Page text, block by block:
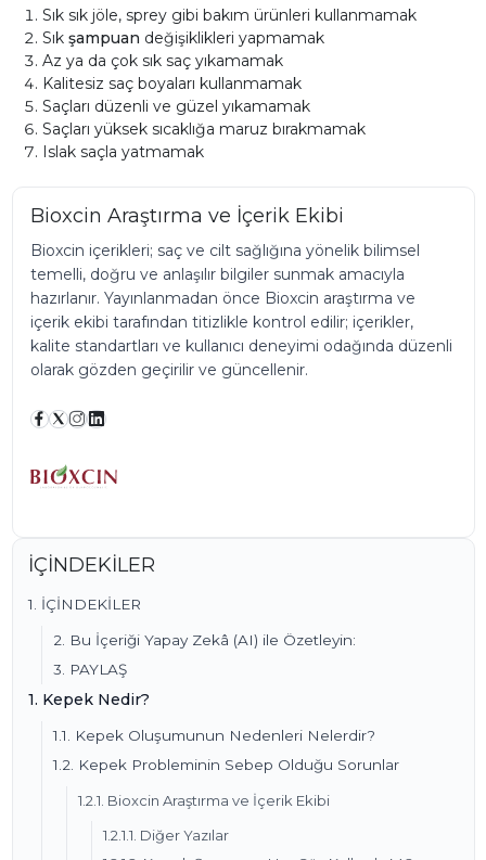
İÇİNDEKİLER
1. İÇİNDEKİLER
2. Bu İçeriği Yapay Zekâ (AI) ile Özetleyin:
3. PAYLAŞ
1. Kepek Nedir?
1.1. Kepek Oluşumunun Nedenleri Nelerdir?
1.2. Kepek Probleminin Sebep Olduğu Sorunlar
1.2.1. Bioxcin Araştırma ve İçerik Ekibi
1.2.1.1. Diğer Yazılar
Sık sık jöle, sprey gibi bakım ürünleri kullanmamak
Sık şampuan değişiklikleri yapmamak
Az ya da çok sık saç yıkamamak
Kalitesiz saç boyaları kullanmamak
Saçları düzenli ve güzel yıkamamak
Saçları yüksek sıcaklığa maruz bırakmamak
Islak saçla yatmamak
Bioxcin Araştırma ve İçerik Ekibi
Bioxcin içerikleri; saç ve cilt sağlığına yönelik bilimsel
temelli, doğru ve anlaşılır bilgiler sunmak amacıyla
hazırlanır. Yayınlanmadan önce Bioxcin araştırma ve
içerik ekibi tarafından titizlikle kontrol edilir; içerikler,
kalite standartları ve kullanıcı deneyimi odağında düzenli
olarak gözden geçirilir ve güncellenir.